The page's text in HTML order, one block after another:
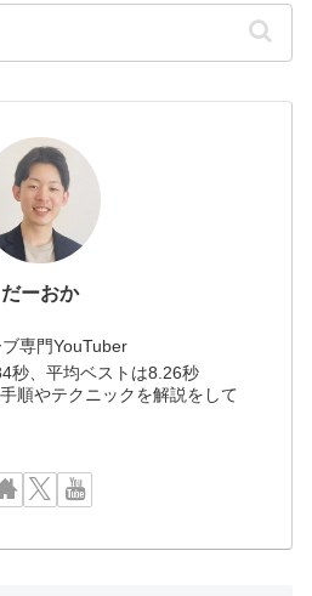
だーおか
専門YouTuber
秒、平均ベストは8.26秒
順やテクニックを解説をして